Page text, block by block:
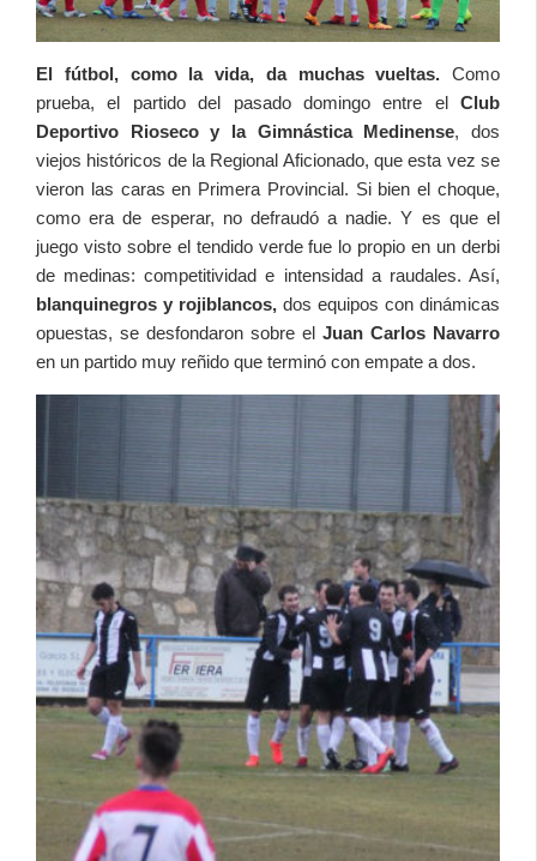
El fútbol, como la vida, da muchas vueltas. Como
prueba, el partido del pasado domingo entre elClub
Deportivo Rioseco y la Gimnástica Medinense, dos
viejos históricos de la Regional Aficionado, que esta vez se
vieron las caras en Primera Provincial. Si bien el choque,
como era de esperar, no defraudó a nadie. Y es que el
juego visto sobre el tendido verde fue lo propio en un derbi
de medinas: competitividad e intensidad a raudales. Así,
blanquinegros y rojiblancos, dos equipos con dinámicas
opuestas, se desfondaron sobre el Juan Carlos Navarro
en un partido muy reñido que terminó con empate a dos.